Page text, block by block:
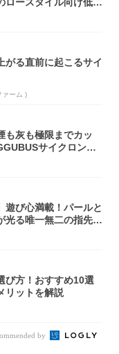
がる直前に起こるサイ
ァーム )
も灰も極限までカッ
サイクロン焚
遊び心満載！パールと
光る唯一無二の指先が
び方！おすすめ10選
リットを解説
by